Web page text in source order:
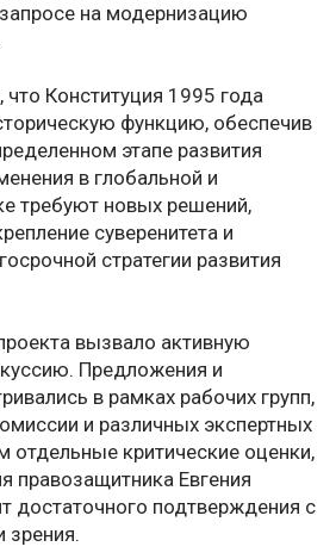
на модернизацию
Конституция 1995 года
функцию, обеспечив
этапе развития
в глобальной и
требуют новых решений,
суверенитета и
стратегии развития
вызвало активную
Предложения и
в рамках рабочих групп,
и различных экспертных
отдельные критические оценки,
правозащитника Евгения
достаточного подтверждения с
зрения.